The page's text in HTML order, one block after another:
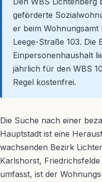
geförderte
er beim
Leege-Straße 103. Die
Einpersonenhaushalt
jährlich für den WBS
Regel kostenfrei.
Die Suche nach einer
Hauptstadt ist eine
wachsenden Bezirk
Karlshorst,
umfasst, ist der